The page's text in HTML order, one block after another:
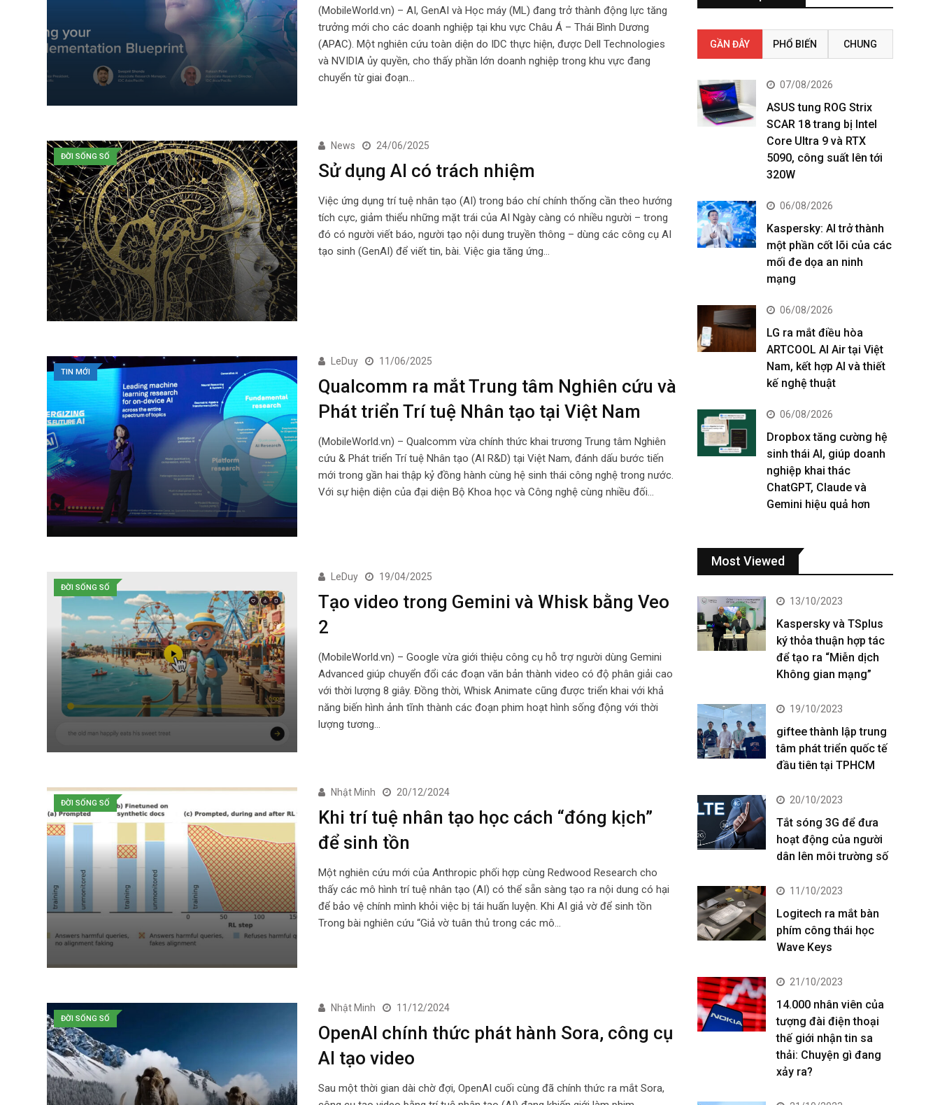
(MobileWorld.vn) – AI, GenAI và Học máy (ML) đang trở thành động lực tăng
trưởng mới cho các doanh nghiệp tại khu vực Châu Á – Thái Bình Dương
(APAC). Một nghiên cứu toàn diện do IDC thực hiện, được Dell Technologies
và NVIDIA ủy quyền, cho thấy phần lớn doanh nghiệp trong khu vực đang
chuyển từ giai đoạn…
ĐỜI SỐNG SỐ
News 24/06/2025
Sử dụng AI có trách nhiệm
Việc ứng dụng trí tuệ nhân tạo (AI) trong báo chí chính thống cần theo hướng
tích cực, giảm thiểu những mặt trái của AI Ngày càng có nhiều người – trong
đó có người viết báo, người tạo nội dung truyền thông – dùng các công cụ AI
tạo sinh (GenAI) để viết tin, bài. Việc gia tăng ứng…
TIN MỚI
LeDuy 11/06/2025
Qualcomm ra mắt Trung tâm Nghiên cứu và
Phát triển Trí tuệ Nhân tạo tại Việt Nam
(MobileWorld.vn) – Qualcomm vừa chính thức khai trương Trung tâm Nghiên
cứu & Phát triển Trí tuệ Nhân tạo (AI R&D) tại Việt Nam, đánh dấu bước tiến
mới trong gần hai thập kỷ đồng hành cùng hệ sinh thái công nghệ trong nước.
Với sự hiện diện của đại diện Bộ Khoa học và Công nghệ cùng nhiều đối…
ĐỜI SỐNG SỐ
LeDuy 19/04/2025
Tạo video trong Gemini và Whisk bằng Veo
2
(MobileWorld.vn) – Google vừa giới thiệu công cụ hỗ trợ người dùng Gemini
Advanced giúp chuyển đổi các đoạn văn bản thành video có độ phân giải cao
với thời lượng 8 giây. Đồng thời, Whisk Animate cũng được triển khai với khả
năng biến hình ảnh tĩnh thành các đoạn phim hoạt hình sống động với thời
lượng tương…
ĐỜI SỐNG SỐ
Nhật Minh 20/12/2024
Khi trí tuệ nhân tạo học cách “đóng kịch”
để sinh tồn
Một nghiên cứu mới của Anthropic phối hợp cùng Redwood Research cho
thấy các mô hình trí tuệ nhân tạo (AI) có thể sẵn sàng tạo ra nội dung có hại
để bảo vệ chính mình khỏi việc bị tái huấn luyện. Khi AI giả vờ để sinh tồn
Trong bài nghiên cứu “Giả vờ tuân thủ trong các mô…
ĐỜI SỐNG SỐ
Nhật Minh 11/12/2024
OpenAI chính thức phát hành Sora, công cụ
AI tạo video
Sau một thời gian dài chờ đợi, OpenAI cuối cùng đã chính thức ra mắt Sora,
GẦN ĐÂY PHỔ BIẾN CHUNG
07/08/2026
ASUS tung ROG Strix
SCAR 18 trang bị Intel
Core Ultra 9 và RTX
5090, công suất lên tới
320W
06/08/2026
Kaspersky: AI trở thành
một phần cốt lõi của các
mối đe dọa an ninh
mạng
06/08/2026
LG ra mắt điều hòa
ARTCOOL AI Air tại Việt
Nam, kết hợp AI và thiết
kế nghệ thuật
06/08/2026
Dropbox tăng cường hệ
sinh thái AI, giúp doanh
nghiệp khai thác
ChatGPT, Claude và
Gemini hiệu quả hơn
Most Viewed
13/10/2023
Kaspersky và TSplus
ký thỏa thuận hợp tác
để tạo ra “Miễn dịch
Không gian mạng”
19/10/2023
giftee thành lập trung
tâm phát triển quốc tế
đầu tiên tại TPHCM
20/10/2023
Tắt sóng 3G để đưa
hoạt động của người
dân lên môi trường số
11/10/2023
Logitech ra mắt bàn
phím công thái học
Wave Keys
21/10/2023
14.000 nhân viên của
tượng đài điện thoại
thế giới nhận tin sa
thải: Chuyện gì đang
xảy ra?